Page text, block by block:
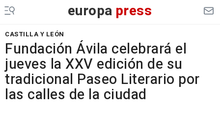
europa press
CASTILLA Y LEÓN
Fundación Ávila celebrará el
jueves la XXV edición de su
tradicional Paseo Literario por
las calles de la ciudad